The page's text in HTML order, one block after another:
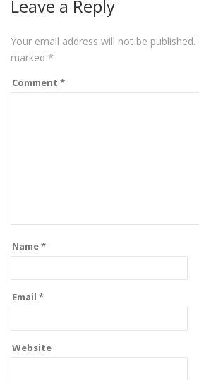
Leave a Reply
Your email address will not be published.
marked *
Comment *
Name*
Email *
Website